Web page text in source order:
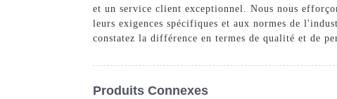
et un service client exceptionnel. Nous nous
leurs exigences spécifiques et aux normes de
constatez la différence en termes de qualité et de
Produits Connexes